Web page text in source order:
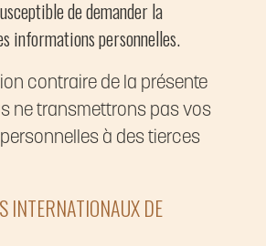
de demander la
informations personnelles.
contraire de la présente
ne transmettrons pas vos
à des tierces
INTERNATIONAUX DE